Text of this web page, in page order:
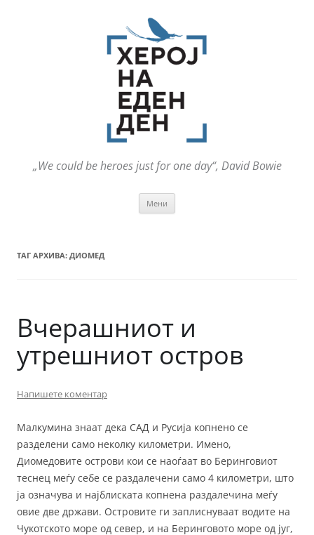
„We could be heroes just for one day“, David Bowie
Мени
ТАГ АРХИВА: ДИОМЕД
Вчерашниот и
утрешниот остров
Напишете коментар
Малкумина знаат дека САД и Русија копнено се
разделени само неколку километри. Имено,
Диомедовите острови кои се наоѓаат во Беринговиот
теснец меѓу себе се раздалечени само 4 километри, што
ја означува и најблиската копнена раздалечина меѓу
овие две држави. Островите ги заплиснуваат водите на
Чукотското море од север, и на Беринговото море од југ,